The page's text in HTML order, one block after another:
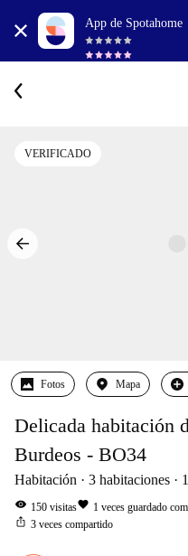
App de Spotahome
VERIFICADO
Fotos Mapa
Delicada habitación
Burdeos - BO34
Habitación 3 habitaciones 1
visibility 150 visitasfavorite 1 veces guardado
ios_share 3 veces compartido